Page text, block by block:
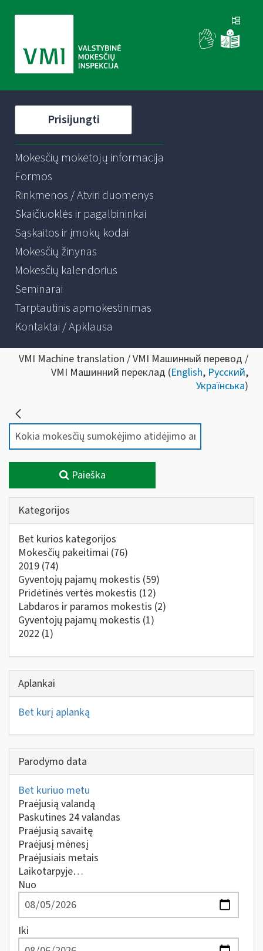
Prisijungti
Mokesčių mokėtojų informacija
Formos
Rinkmenos / Atviri duomenys
Skaičiuoklės ir pagalbininkai
Sąskaitos ir įmokų kodai
Mokesčių žinynas
Mokesčių kalendorius
Seminarai
Tarptautinis apmokestinimas
Kontaktai / Apklausa
VMI Machine translation / VMI Машинный перевод /
VMI Машинний переклад (English, Русский,
Українська)
Paieška
Kategorijos
Bet kurios kategorijos
Mokesčių pakeitimai (76)
2019 (74)
Gyventojų pajamų mokestis (59)
Pridėtinės vertės mokestis (12)
Labdaros ir paramos mokestis (2)
Gyventojų pajamų mokestis (1)
2022 (1)
Aplankai
Bet kurį aplanką
Parodymo data
Bet kuriuo metu
Praėjusią valandą
Paskutines 24 valandas
Praėjusią savaitę
Praėjusį mėnesį
Praėjusiais metais
Laikotarpyje…
Nuo
Iki